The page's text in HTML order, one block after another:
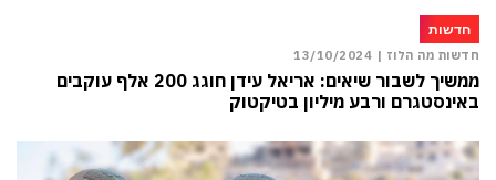
חדשות
חדשות מה הלוז | 13/10/2024
ממשיך לשבור שיאים: אריאל עידן חוגג 200 אלף עוקבים
באינסטגרם ורבע מיליון בטיקטוק